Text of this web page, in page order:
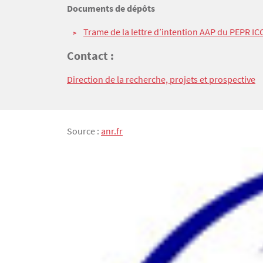
Documents de dépôts
Trame de la lettre d’intention AAP du PEPR
Contact :
Direction de la recherche, projets et prospective
Texte
Source : anr.fr